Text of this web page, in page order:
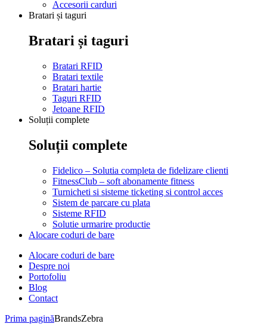
Accesorii carduri
Bratari și taguri
Bratari și taguri
Bratari RFID
Bratari textile
Bratari hartie
Taguri RFID
Jetoane RFID
Soluții complete
Soluții complete
Fidelico – Solutia completa de fidelizare clienti
FitnessClub – soft abonamente fitness
Turnicheti si sisteme ticketing si control acces
Sistem de parcare cu plata
Sisteme RFID
Solutie urmarire productie
Alocare coduri de bare
Alocare coduri de bare
Despre noi
Portofoliu
Blog
Contact
Prima paginăBrandsZebra